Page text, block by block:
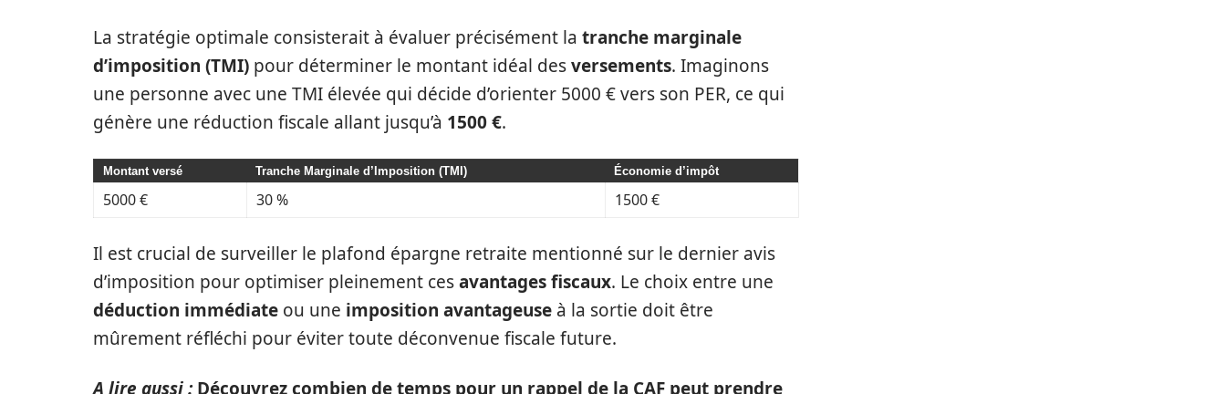
La stratégie optimale consisterait à évaluer précisément la tranche marginale
d’imposition (TMI) pour déterminer le montant idéal desversements. Imaginons
une personne avec une TMI élevée qui décide d’orienter 5000 € vers son PER, ce qui
génère une réduction fiscale allant jusqu’à 1500 €.
Montant versé Tranche Marginale d’Imposition (TMI) Économie d’impôt
5000 € 30 % 1500 €
Il est crucial de surveiller le plafond épargne retraite mentionné sur le dernier avis
d’imposition pour optimiser pleinement cesavantages fiscaux. Le choix entre une
déduction immédiate ou une imposition avantageuse à la sortie doit être
mûrement réfléchi pour éviter toute déconvenue fiscale future.
A lire aussi : Découvrez combien de temps pour un rappel de la CAF peut prendre